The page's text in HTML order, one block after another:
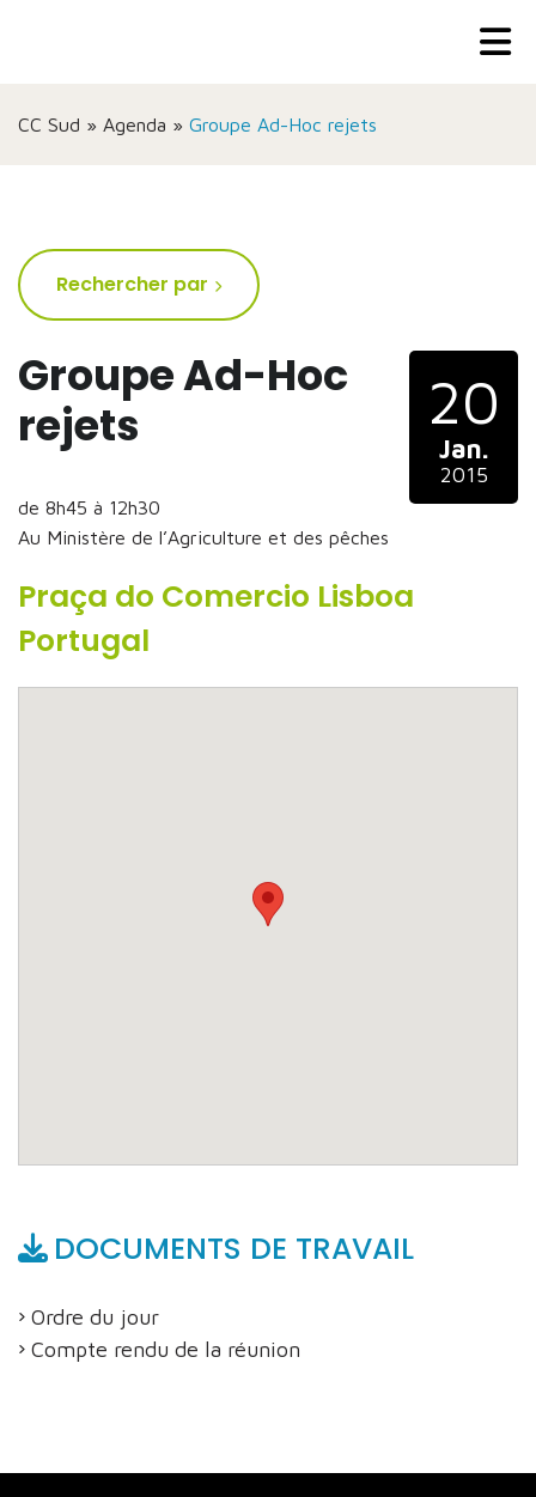
CC Sud » Agenda » Groupe Ad-Hoc rejets
Groupe Ad-Hoc
rejets
de 8h45 à 12h30
Au Ministère de l’Agriculture et des pêches
20
Jan.
2015
Praça do Comercio Lisboa
Portugal
DOCUMENTS DE TRAVAIL
Ordre du jour
Compte rendu de la réunion
Rechercher par